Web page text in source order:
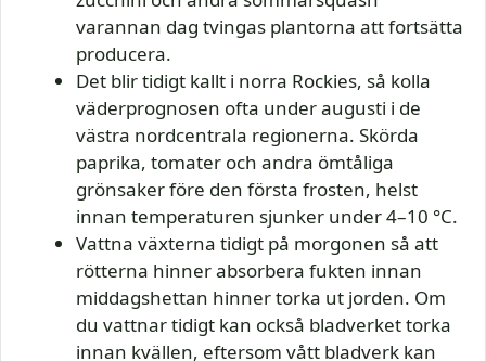
varannan dag tvingas plantorna att fortsätta
producera.
Det blir tidigt kallt i norra Rockies, så kolla
väderprognosen ofta under augusti i de
västra nordcentrala regionerna. Skörda
paprika, tomater och andra ömtåliga
grönsaker före den första frosten, helst
innan temperaturen sjunker under 4–10 °C.
Vattna växterna tidigt på morgonen så att
rötterna hinner absorbera fukten innan
middagshettan hinner torka ut jorden. Om
du vattnar tidigt kan också bladverket torka
innan kvällen, eftersom vått bladverk kan